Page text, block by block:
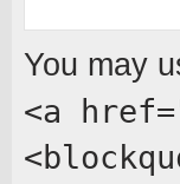
You may
<a